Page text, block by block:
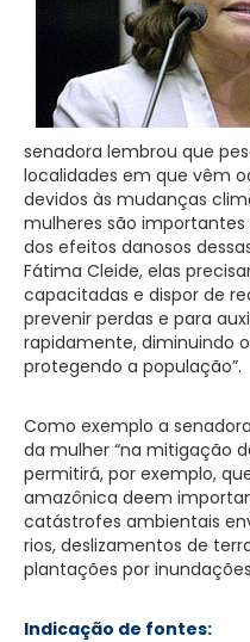
senadora lembrou que
localidades em que vêm
devidos às mudanças
mulheres são
dos efeitos danosos
Fátima Cleide, elas
capacitadas e dispor de
prevenir perdas e para
rapidamente, diminuindo
protegendo a população”.
Como exemplo a
da mulher “na mitigação
permitirá, por exemplo,
amazônica deem
catástrofes ambientais
rios, deslizamentos de
plantações por
Indicação de fontes: